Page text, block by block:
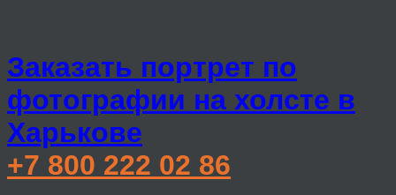
Заказать портрет по
фотографии на холсте в
Харькове
+7 800 222 02 86